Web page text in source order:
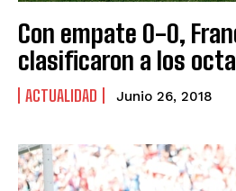
Con empate 0-0,
clasificaron a los
ACTUALIDAD Junio 26, 2018